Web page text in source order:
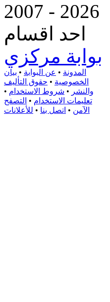
2007 - 2026
احد اقسام
بوابة مركزي
المدونة • عن البوابة • بيان
الخصوصية • حقوق التأليف
والنشر • شروط الاستخدام •
تعليمات الاستخدام • التصفح
الآمن • اتصل بنا • للأعلانات